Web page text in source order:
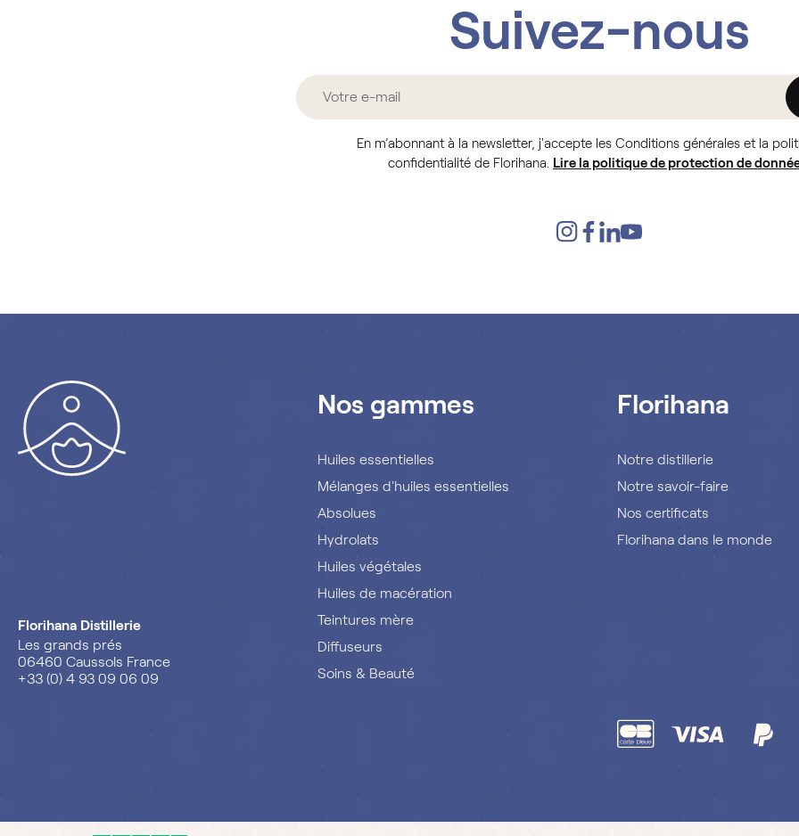
Suivez-nous
En m’abonnant à la newsletter, j'accepte les Conditions générales et la
confidentialité de Florihana.
Lire la politique de protection de
Florihana Distillerie
Les grands prés
06460 Caussols France
+33 (0) 4 93 09 06 09
Nos gammes
Huiles essentielles
Mélanges d'huiles essentielles
Absolues
Hydrolats
Huiles végétales
Huiles de macération
Teintures mère
Diffuseurs
Soins & Beauté
Florihana
Notre distillerie
Notre savoir-faire
Nos certificats
Florihana dans le monde